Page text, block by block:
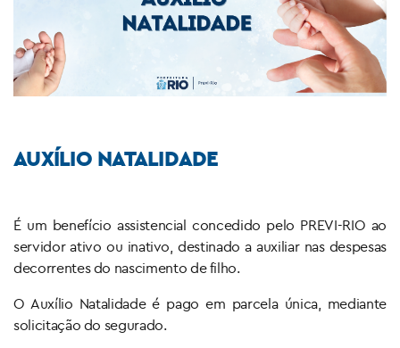
AUXÍLIO NATALIDADE
É um benefício assistencial concedido pelo PREVI-RIO ao
servidor ativo ou inativo, destinado a auxiliar nas despesas
decorrentes do nascimento de filho.
O Auxílio Natalidade é pago em parcela única, mediante
solicitação do segurado.